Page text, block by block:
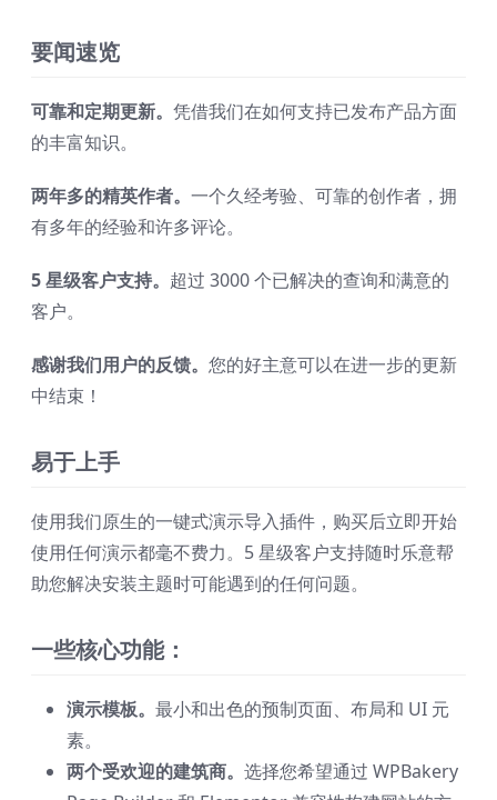
要闻速览
可靠和定期更新。 凭借我们在如何支持已发布产品方面
的丰富知识。
两年多的精英作者。 一个久经考验、可靠的创作者，拥
有多年的经验和许多评论。
5 星级客户支持。 超过 3000 个已解决的查询和满意的
客户。
感谢我们用户的反馈。 您的好主意可以在进一步的更新
中结束！
易于上手
使用我们原生的一键式演示导入插件，购买后立即开始
使用任何演示都毫不费力。5 星级客户支持随时乐意帮
助您解决安装主题时可能遇到的任何问题。
一些核心功能：
演示模板。 最小和出色的预制页面、布局和 UI 元
素。
两个受欢迎的建筑商。 选择您希望通过 WPBakery